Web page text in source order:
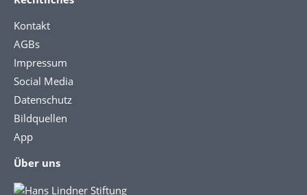
Kontakt
AGBs
Impressum
Social Media
Datenschutz
Bildquellen
App
Über uns